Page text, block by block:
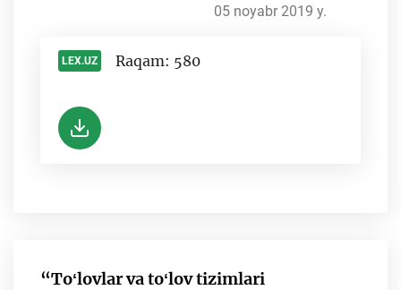
05 noyabr 2019 y.
LEX.UZ Raqam: 580
“Toʻlovlar va toʻlov tizimlari